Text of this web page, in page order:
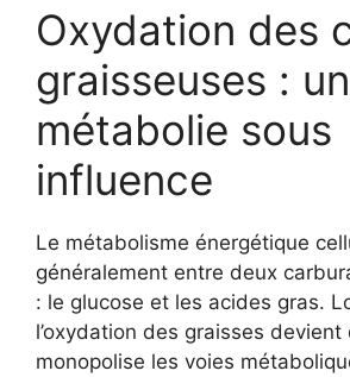
Oxydation des
graisseuses :
métabolie sous
influence
Le métabolisme énergétique
généralement entre deux
: le glucose et les acides gras.
l’oxydation des graisses
monopolise les voies